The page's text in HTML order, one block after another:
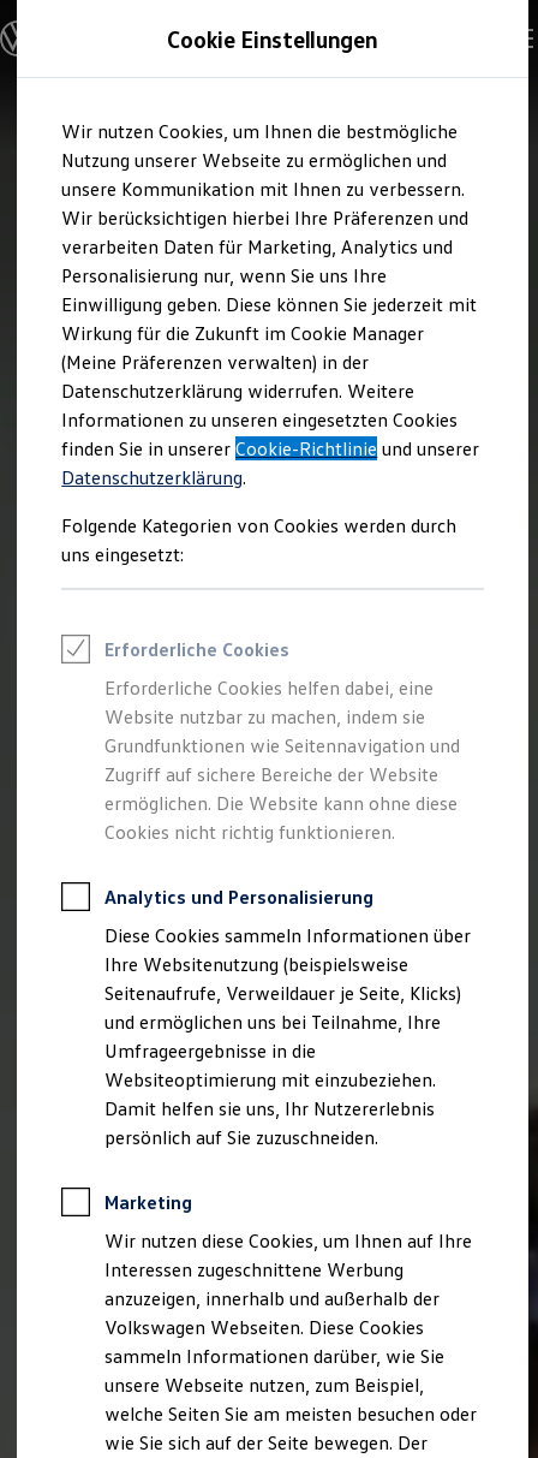
Hauptinhalt
springen
Footer
springen
Modelle und Konfigurator
Konfigurator
Modelle vergleichen
Elektroautos
ENERGY Sondermodelle
Nutzfahrzeuge
SUV und CUV
Familienautos
Kombis
Kompaktwagen
Sportwagen
Schnell verfügbare Fahrzeuge
Angebote und Produkte
Aktuelle Angebote
E-Auto-Förderung
Volkswagen Marktplatz
Die ENERGY Sondermodelle
Junge Gebrauchtwagen und Gebrauchtwagen
Volkswagen Zertifizierte Gebrauchtwagen
Elektromobilität bei Gebrauchtwagen
Saisonangebote
Reifenpakete
Leasing
Leasing-Angebote
Elektroauto Leasing
Kleinwagen-Leasing
Leasing ohne Anzahlung
Finanzierung
Autokredit mit Schlussrate
Versicherungen und Garantien
Kfz-Versicherung
Restschuldversicherungen
Garantien
Professional Class bei Volkswagen
Behörden
Direktkunden
Sonderfahrzeuge
Anpfiff zum Gewinn
Elektromobilität
Elektroautos
ID. Tutorials
Elektrofahrzeugkonzepte
ID. EVERY1
Reichweite
Rekuperation
Laden unterwegs
Laden Zuhause
Ladestationen finden
Ladezeitensimulator
Batterie
Sicherheit
Nachhaltigkeit
Technologie
Kosten und Kauf
Cookie Einstellungen
Wir nutzen Cookies, um Ihnen die bestmögliche
Nutzung unserer Webseite zu ermöglichen und
unsere Kommunikation mit Ihnen zu verbessern.
Wir berücksichtigen hierbei Ihre Präferenzen und
verarbeiten Daten für Marketing, Analytics und
Personalisierung nur, wenn Sie uns Ihre
Einwilligung geben. Diese können Sie jederzeit mit
Wirkung für die Zukunft im Cookie Manager
(Meine Präferenzen verwalten) in der
Datenschutzerklärung widerrufen. Weitere
Informationen zu unseren eingesetzten Cookies
finden Sie in unsererCookie-Richtlinie und unserer
Datenschutzerklärung.
Folgende Kategorien von Cookies werden durch
uns eingesetzt:
Erforderliche Cookies
Erforderliche Cookies helfen dabei, eine
Website nutzbar zu machen, indem sie
Grundfunktionen wie Seitennavigation und
Zugriff auf sichere Bereiche der Website
ermöglichen. Die Website kann ohne diese
Cookies nicht richtig funktionieren.
Analytics und Personalisierung
Diese Cookies sammeln Informationen über
Ihre Websitenutzung (beispielsweise
Seitenaufrufe, Verweildauer je Seite, Klicks)
und ermöglichen uns bei Teilnahme, Ihre
Umfrageergebnisse in die
Websiteoptimierung mit einzubeziehen.
Damit helfen sie uns, Ihr Nutzererlebnis
persönlich auf Sie zuzuschneiden.
Marketing
Wir nutzen diese Cookies, um Ihnen auf Ihre
Interessen zugeschnittene Werbung
anzuzeigen, innerhalb und außerhalb der
Volkswagen Webseiten. Diese Cookies
sammeln Informationen darüber, wie Sie
unsere Webseite nutzen, zum Beispiel,
welche Seiten Sie am meisten besuchen oder
wie Sie sich auf der Seite bewegen. Der